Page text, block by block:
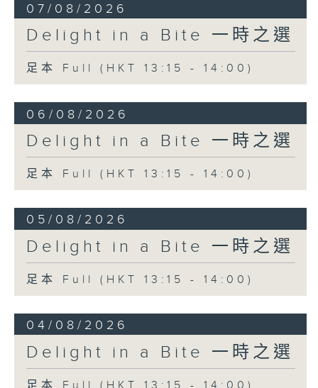
Pas d'action from Swan Lake (Act
2), Op. 20
Baiba Skride (violin)
City of Birmingham Symphony
Orchestra
Andris Nelsons (conductor)
Isaac Albéniz
El Albaicín from Iberia (Book 3)
Miguel Baselga (piano)
07/08/2026
Delight in a Bite 一時之選
足本 Full (HKT 13:15 - 14:00)
06/08/2026
Delight in a Bite 一時之選
足本 Full (HKT 13:15 - 14:00)
05/08/2026
Delight in a Bite 一時之選
足本 Full (HKT 13:15 - 14:00)
04/08/2026
Delight in a Bite 一時之選
足本 Full (HKT 13:15 - 14:00)